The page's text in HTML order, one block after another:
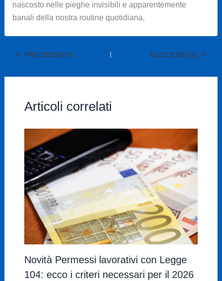
nascosto nelle pieghe invisibili e apparentemente
banali della nostra routine quotidiana.
PRECEDENTE SUCCESSIVO
Articoli correlati
Novità Permessi lavorativi con Legge
104: ecco i criteri necessari per il 2026